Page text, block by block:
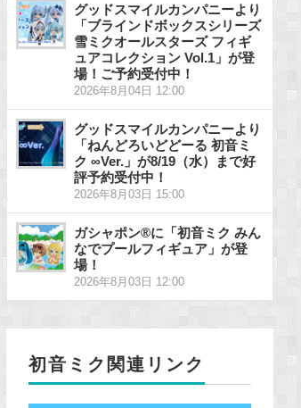
グッドスマイルカンパニーより
「ブラインドボックスシリーズ
雪ミクオールスターズ フィギ
ュアコレクション Vol.1」が登
場！ご予約受付中！
2026年8月04日 12:00
グッドスマイルカンパニーより
「ねんどろいどどーる 初音ミ
ク ∞Ver.」が8/19（水）まで好
評予約受付中！
2026年8月03日 15:00
ガシャポン®に「初音ミク みん
なでプールフィギュア」が登
場！
2026年8月03日 12:00
初音ミク関連リンク